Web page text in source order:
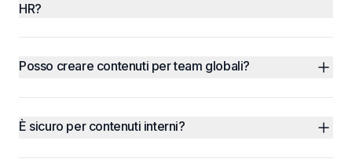
HR?
Posso creare contenuti per team globali?
È sicuro per contenuti interni?